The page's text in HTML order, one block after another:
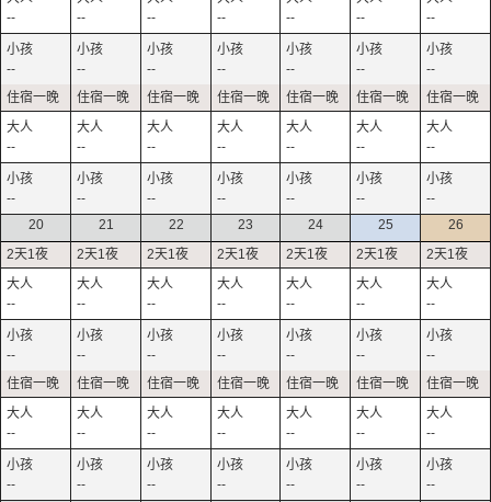
--
--
--
--
--
--
--
--
--
--
--
--
--
--
--
--
--
--
--
--
--
--
--
--
--
--
--
--
20
--
--
--
--
21
--
--
--
--
22
--
--
--
--
23
--
--
--
--
24
--
--
--
--
25
--
--
--
--
26
--
--
--
--